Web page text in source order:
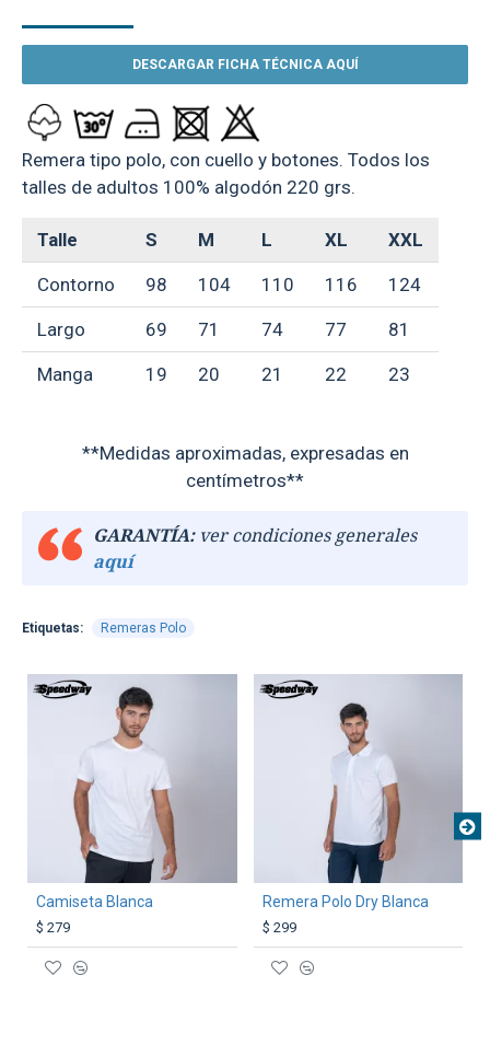
DESCARGAR FICHA TÉCNICA AQUÍ
Remera tipo polo, con cuello y botones. Todos los
talles de adultos 100% algodón 220 grs.
Talle S M L XL XXL
Contorno 98 104 110 116 124
Largo 69 71 74 77 81
Manga 19 20 21 22 23
**Medidas aproximadas, expresadas en
centímetros**
GARANTÍA:ver condiciones generales
aquí
Etiquetas: Remeras Polo
TEXTTRANSPARENTE
Camiseta Blanca
$ 279
TEXTTRANSPARENTE
Remera Polo Dry Blanca
$ 299